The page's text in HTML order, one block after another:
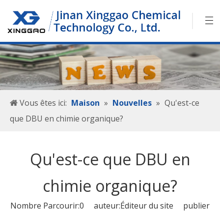
Vous êtes ici: Maison » Nouvelles » Qu'est-ce
que DBU en chimie organique?
Qu'est-ce que DBU en
chimie organique?
Nombre Parcourir:0 auteur:Éditeur du site publier